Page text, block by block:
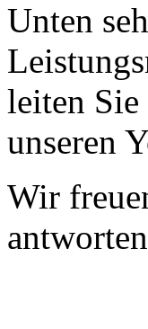
Unten
leiten
unseren
Wir